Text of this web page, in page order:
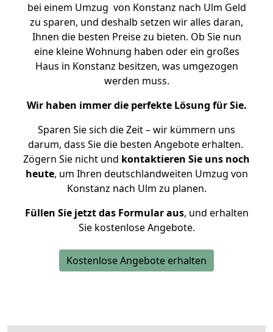
bei einem Umzug von Konstanz nach Ulm Geld
zu sparen, und deshalb setzen wir alles daran,
Ihnen die besten Preise zu bieten. Ob Sie nun
eine kleine Wohnung haben oder ein großes
Haus in Konstanz besitzen, was umgezogen
werden muss.
Wir haben immer die perfekte Lösung für Sie.
Sparen Sie sich die Zeit – wir kümmern uns
darum, dass Sie die besten Angebote erhalten.
Zögern Sie nicht und kontaktieren Sie uns noch
heute, um Ihren deutschlandweiten Umzug von
Konstanz nach Ulm zu planen.
Füllen Sie jetzt das Formular aus, und erhalten
Sie kostenlose Angebote.
Kostenlose Angebote erhalten